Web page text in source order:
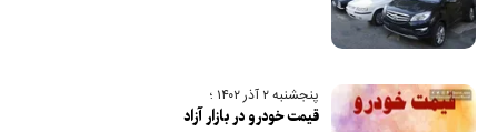
پنجشنبه ۲ آذر ۱۴۰۲ ؛
قیمت خودرو در بازار آزاد